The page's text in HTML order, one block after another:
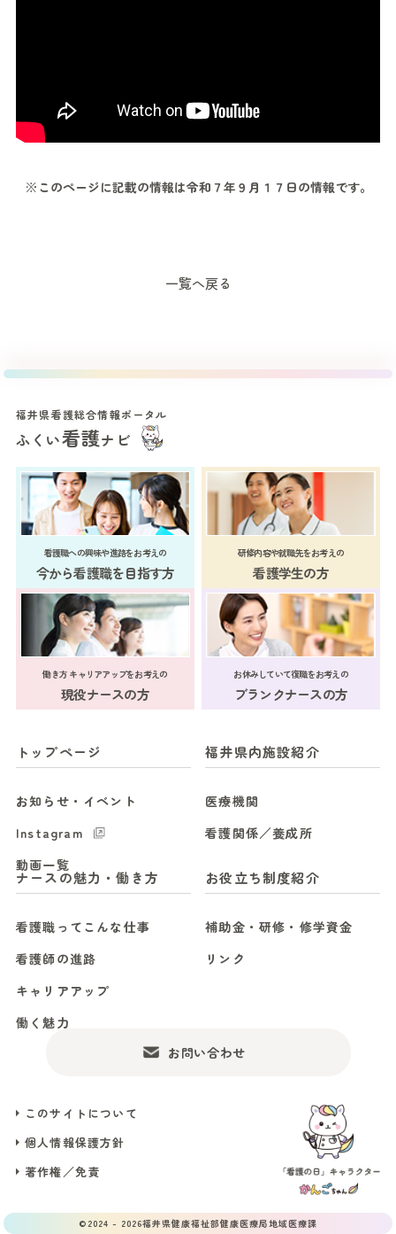
※このページに記載の情報は令和７年９月１７日の情報です。
一覧へ戻る
福井県看護総合情報ポータル
ふくい看護ナビ
お問い合わせ
このサイトについて
個人情報保護方針
著作権／免責
看護職への興味や進路をお考えの
今から看護職を目指す方
研修内容や就職先をお考えの
看護学生の方
働き方 キャリアアップをお考えの
現役ナースの方
お休みしていて復職をお考えの
ブランクナースの方
トップページ
お知らせ・イベント
Instagram
動画一覧
福井県内施設紹介
医療機関
看護関係／養成所
ナースの魅力・働き方
看護職ってこんな仕事
看護師の進路
キャリアアップ
働く魅力
お役立ち制度紹介
補助金・研修・修学資金
リンク
©2024 - 2026福井県健康福祉部健康医療局地域医療課